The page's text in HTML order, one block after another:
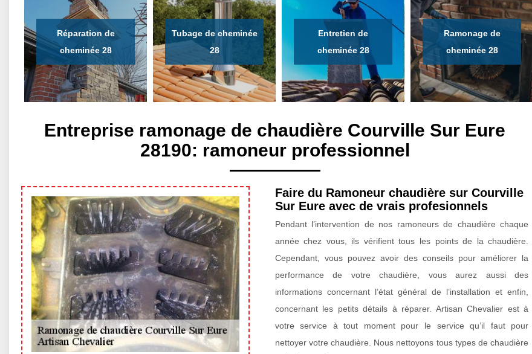
Réparation de
cheminée 28
Tubage de cheminée
28
Entretien de
cheminée 28
Ramonage de
cheminée 28
Entreprise ramonage de chaudière Courville Sur Eure
28190: ramoneur professionnel
Faire du Ramoneur chaudière sur Courville
Sur Eure avec de vrais profesionnels
Pendant l’intervention de nos ramoneurs de chaudière chaque
année chez vous, ils vérifient tous les points de la chaudière.
Cependant, vous pouvez avoir des conseils pour améliorer la
performance de votre chaudière, vous aurez aussi des
informations concernant l’état général de l’installation et enfin,
concernant les petits détails à réparer. Artisan Chevalier est à
votre service à tout moment pour le service qu’il faut pour
nettoyer votre chaudière. Nous nettoyons tous types de chaudière